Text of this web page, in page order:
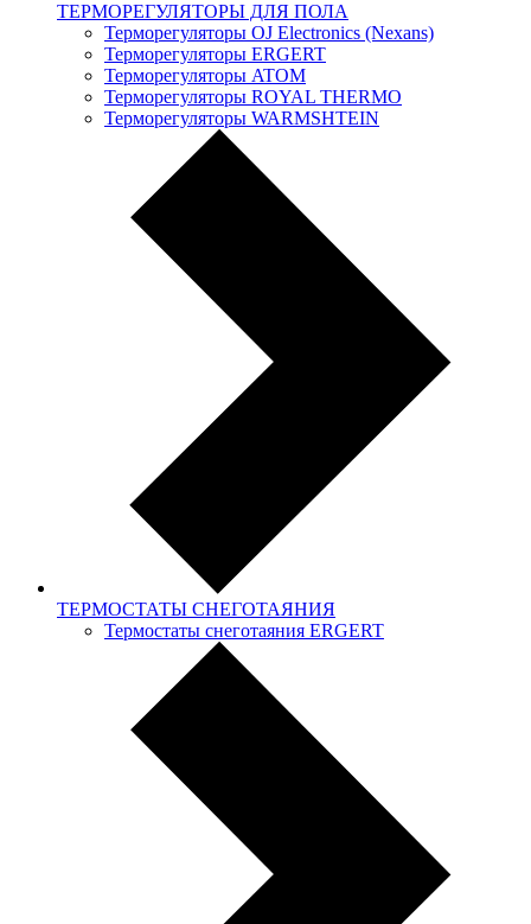
ТЕРМОРЕГУЛЯТОРЫ ДЛЯ ПОЛА
Терморегуляторы OJ Electronics (Nexans)
Терморегуляторы ERGERT
Терморегуляторы ATOM
Терморегуляторы ROYAL THERMO
Терморегуляторы WARMSHTEIN
ТЕРМОСТАТЫ СНЕГОТАЯНИЯ
Термостаты снеготаяния ERGERT